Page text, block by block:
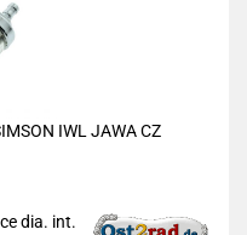
IWL JAWA CZ
dia. int.